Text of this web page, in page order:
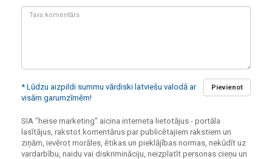
Tavs
Pievienot
* Lūdzu aizpildi summu vārdiski latviešu valodā ar
visām garumzīmēm!
SIA "heise marketing" aicina interneta lietotājus - portāla
lasītājus, rakstot komentārus par publicētajiem rakstiem un
ziņām, ievērot morāles, ētikas un pieklājības normas, nekūdīt uz
vardarbību, naidu vai diskrimināciju, neizplatīt personas cieņu un